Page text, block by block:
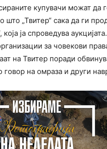
купувачи можат да
што „Твитер“ сака да ги
која ја спроведува аукцијата.
за човекови
на Твитер поради
на омраза и други